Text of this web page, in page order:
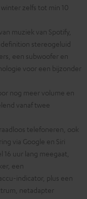
zelfs tot min 10
muziek van Spotify,
stereogeluid
een subwoofer en
voor een bijzonder
nog meer volume en
vanaf twee
telefoneren, ook
via Google en Siri
uur lang meegaat,
een
indicator, plus een
netadapter